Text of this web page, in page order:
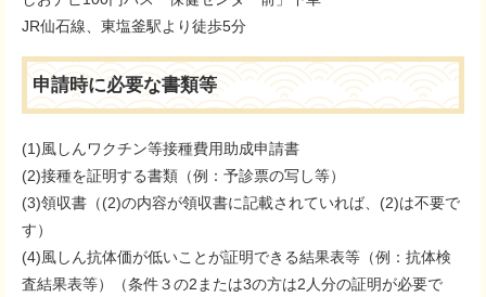
JR仙石線、東塩釜駅より徒歩5分
申請時に必要な書類等
(1)風しんワクチン等接種費用助成申請書
(2)接種を証明する書類（例：予診票の写し等）
(3)領収書（(2)の内容が領収書に記載されていれば、(2)は不要で
す）
(4)風しん抗体価が低いことが証明できる結果表等（例：抗体検
査結果表等）（条件３の2または3の方は2人分の証明が必要で